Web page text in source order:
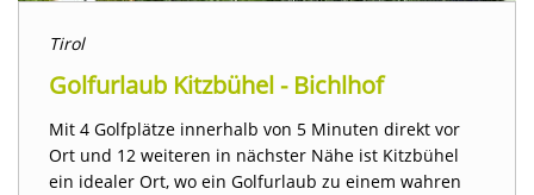
Tirol
Golfurlaub Kitzbühel - Bichlhof
Mit 4 Golfplätze innerhalb von 5 Minuten direkt vor
Ort und 12 weiteren in nächster Nähe ist Kitzbühel
ein idealer Ort, wo ein Golfurlaub zu einem wahren